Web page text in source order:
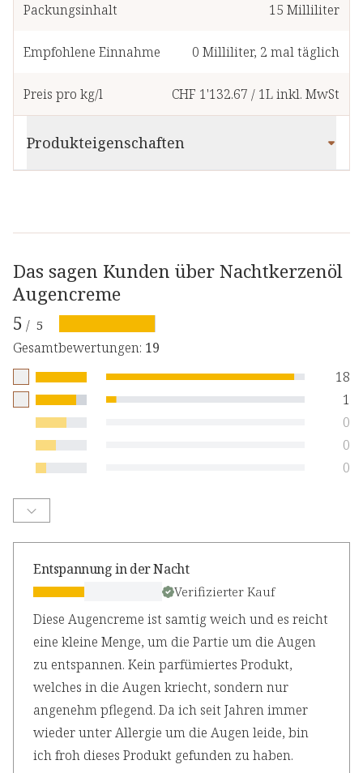
Packungsinhalt 15 Milliliter
Empfohlene Einnahme 0 Milliliter, 2 mal täglich
Preis pro kg/l CHF 1'132.67 / 1Linkl. MwSt
Produkteigenschaften
Das sagen Kunden über Nachtkerzenöl
Augencreme
5 / 5
Gesamtbewertungen: 19
18
1
0
0
0
Entspannung in der Nacht
Verifizierter Kauf
Diese Augencreme ist samtig weich und es reicht
eine kleine Menge, um die Partie um die Augen
zu entspannen. Kein parfümiertes Produkt,
welches in die Augen kriecht, sondern nur
angenehm pflegend. Da ich seit Jahren immer
wieder unter Allergie um die Augen leide, bin
ich froh dieses Produkt gefunden zu haben.